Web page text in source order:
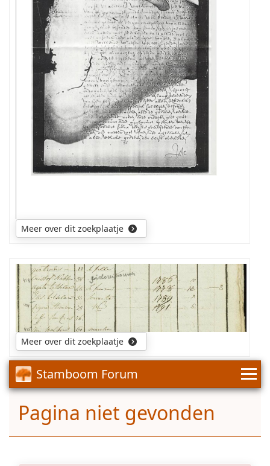
Meer over dit zoekplaatje
Kan
iemand
het
tweede
deel
van
zijn
beroep
ontcijferen;
Cichorei...?
Bij
voorbaat
dank
Meer over dit zoekplaatje
Stamboom Forum
Pagina niet gevonden